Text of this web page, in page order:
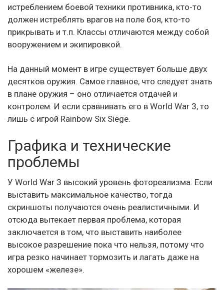
истреблением боевой техники противника, кто-то
должен истреблять врагов на поле боя, кто-то
прикрывать и т.п. Классы отличаются между собой
вооружением и экипировкой.
На данный момент в игре существует больше двух
десятков оружия. Самое главное, что следует знать
в плане оружия – оно отличается отдачей и
контролем. И если сравнивать его в World War 3, то
лишь с игрой Rainbow Six Siege.
Графика и технические
проблемы
У World War 3 высокий уровень фотореализма. Если
выставить максимальное качество, тогда
скриншоты получаются очень реалистичными. И
отсюда вытекает первая проблема, которая
заключается в том, что выставить наиболее
высокое разрешение пока что нельзя, потому что
игра резко начинает тормозить и лагать даже на
хорошем «железе».